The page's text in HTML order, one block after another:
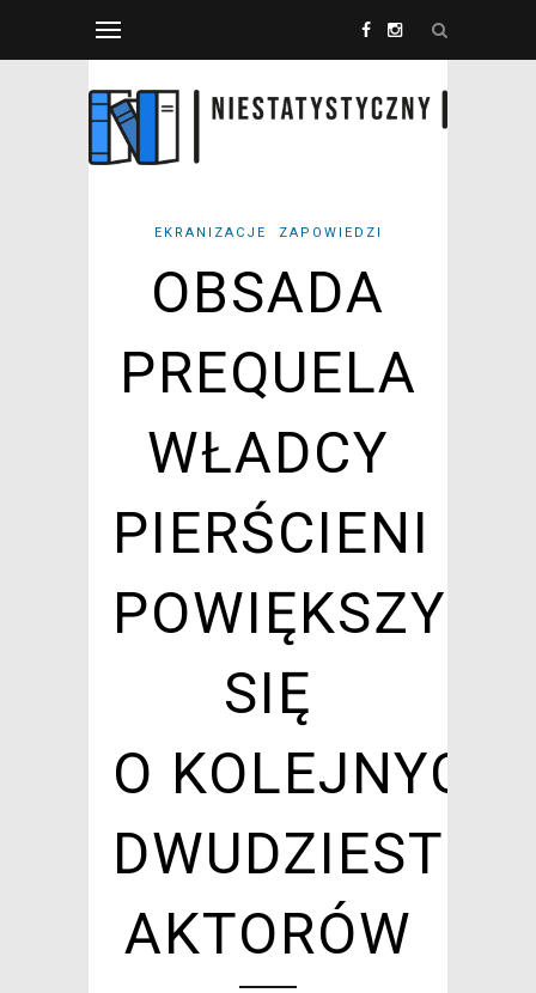
EKRANIZACJE ZAPOWIEDZI
OBSADA
PREQUELA
WŁADCY
PIERŚCIENI
POWIĘKSZYŁA
SIĘ
O KOLEJNYCH
DWUDZIESTU
AKTORÓW